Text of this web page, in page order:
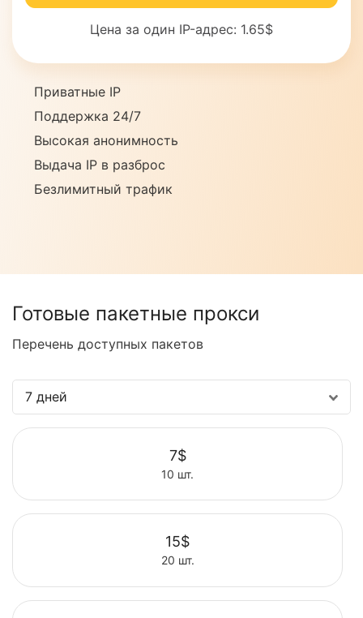
Цена за один IP-адрес: 1.65$
Приватные IP
Поддержка 24/7
Высокая анонимность
Выдача IP в разброс
Безлимитный трафик
Готовые пакетные прокси
Перечень доступных пакетов
7 дней
7$
10 шт.
Выбрать
15$
20 шт.